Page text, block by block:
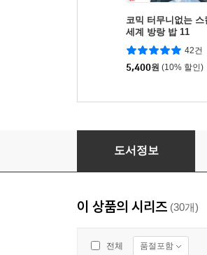
코믹 터무니없는 스
세계 방랑 밥 11
42건
5,400원 (10% 할인)
만화 나 혼자만 레벨업 14
도서정보
이 상품의 시리즈 (30개)
전체 품절포함